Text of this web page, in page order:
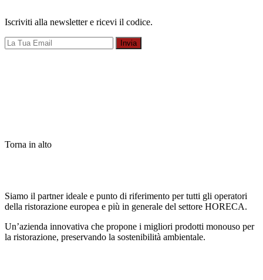
Iscriviti alla newsletter e ricevi il codice.
Invia
Torna in alto
Siamo il partner ideale e punto di riferimento per tutti gli operatori
della ristorazione europea e più in generale del settore HORECA.
Un’azienda innovativa che propone i migliori prodotti monouso per
la ristorazione, preservando la sostenibilità ambientale.